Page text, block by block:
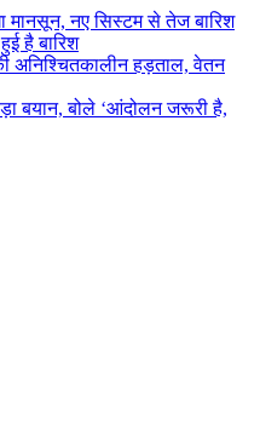
मानसून, नए सिस्टम से तेज बारिश
है बारिश
अनिश्चितकालीन हड़ताल, वेतन
बयान, बोले ‘आंदोलन जरूरी है,